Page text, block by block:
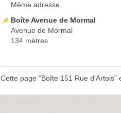
Même adresse
Boîte Avenue de Mormal
Avenue de Mormal
134 mètres
Cette page "Boîte 151 Rue d'Artois"